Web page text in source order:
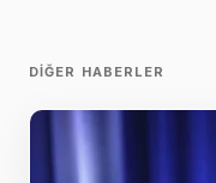
DIĞER HABERLER